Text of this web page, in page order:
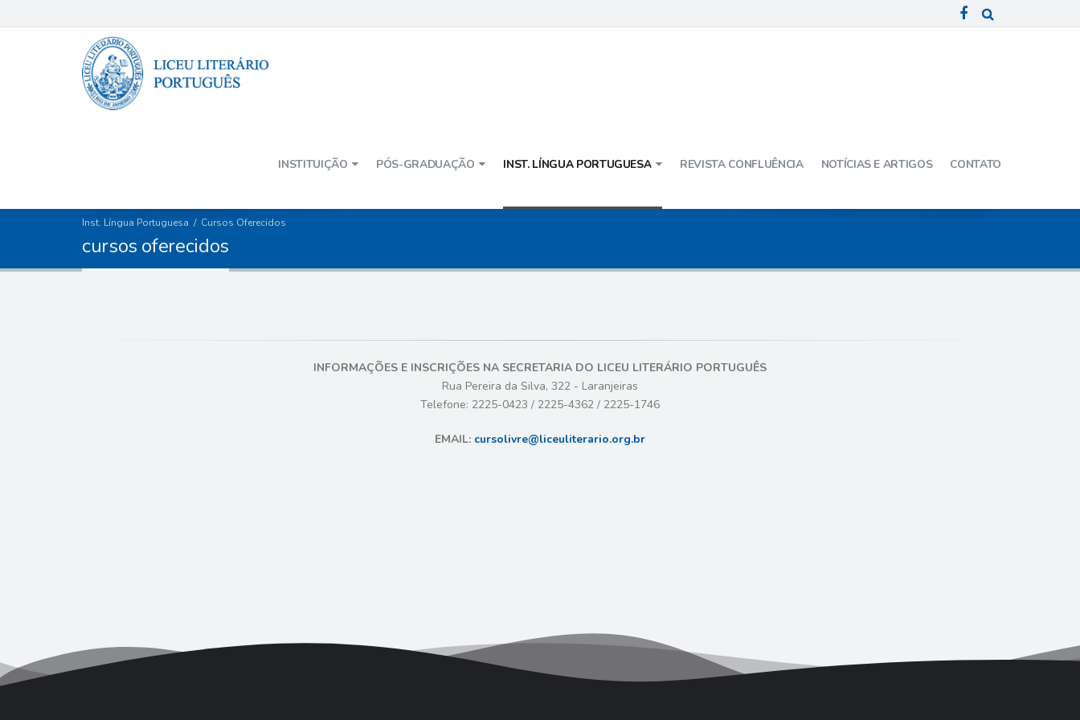
INSTITUIÇÃO PÓS-GRADUAÇÃO INST. LÍNGUA PORTUGUESA REVISTA CONFLUÊNCIA NOTÍCIAS E ARTIGOS CONTATO
Inst. Língua Portuguesa / Cursos Oferecidos
cursos oferecidos
INFORMAÇÕES E INSCRIÇÕES NA SECRETARIA DO LICEU LITERÁRIO PORTUGUÊS
Rua Pereira da Silva, 322 - Laranjeiras
Telefone: 2225-0423 / 2225-4362 / 2225-1746
EMAIL: cursolivre@liceuliterario.org.br